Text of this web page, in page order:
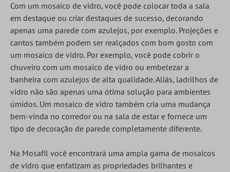
Com um mosaico de vidro, você pode colocar toda a sala
em destaque ou criar destaques de sucesso, decorando
apenas uma parede com azulejos, por exemplo. Projeções e
cantos também podem ser realçados com bom gosto com
um mosaico de vidro. Por exemplo, você pode cobrir o
chuveiro com um mosaico de vidro ou embelezar a
banheira com azulejos de alta qualidade. Aliás, ladrilhos de
vidro não são apenas uma ótima solução para ambientes
úmidos. Um mosaico de vidro também cria uma mudança
bem-vinda no corredor ou na sala de estar e fornece um
tipo de decoração de parede completamente diferente.
Na Mosafil você encontrará uma ampla gama de mosaicos
de vidro que enfatizam as propriedades brilhantes e